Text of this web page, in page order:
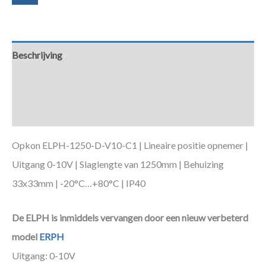
Beschrijving
Opkon ELPH-1250-D-V10-C1 | Lineaire positie opnemer |
Uitgang 0-10V | Slaglengte van 1250mm | Behuizing
33x33mm | -20°C…+80°C | IP40
De ELPH is inmiddels vervangen door een nieuw verbeterd
model ERPH
Uitgang: 0-10V